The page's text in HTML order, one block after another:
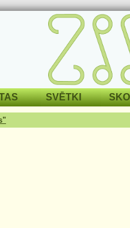
SVĒTKI